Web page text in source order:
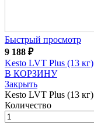
Быстрый просмотр
9 188 ₽
Kesto LVT Plus (13 кг)
В КОРЗИНУ
Закрыть
Kesto LVT Plus (13 кг)
Количество